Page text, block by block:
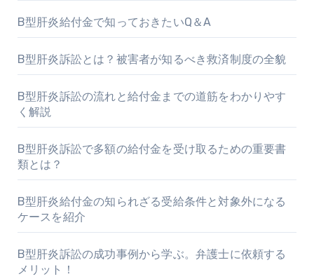
B型肝炎給付金で知っておきたいQ＆A
B型肝炎訴訟とは？被害者が知るべき救済制度の全貌
B型肝炎訴訟の流れと給付金までの道筋をわかりやす
く解説
B型肝炎訴訟で多額の給付金を受け取るための重要書
類とは？
B型肝炎給付金の知られざる受給条件と対象外になる
ケースを紹介
B型肝炎訴訟の成功事例から学ぶ。弁護士に依頼する
メリット！